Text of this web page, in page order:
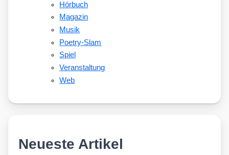
Hörbuch
Magazin
Musik
Poetry-Slam
Spiel
Veranstaltung
Web
Neueste Artikel